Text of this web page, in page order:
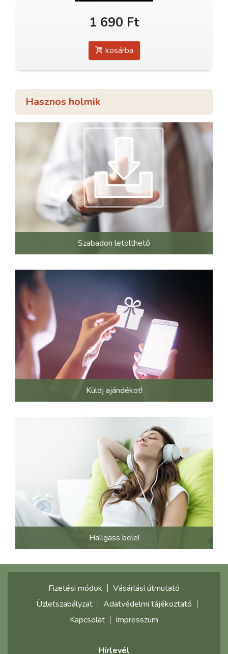
1 690 Ft
kosárba
Hasznos holmik
Szabadon letölthető
Küldj ajándékot!
Hallgass bele!
Fizetési módok
Vásárlási útmutató
Üzletszabályzat
Adatvédelmi tájékoztató
Kapcsolat
Impresszum
Hírlevél